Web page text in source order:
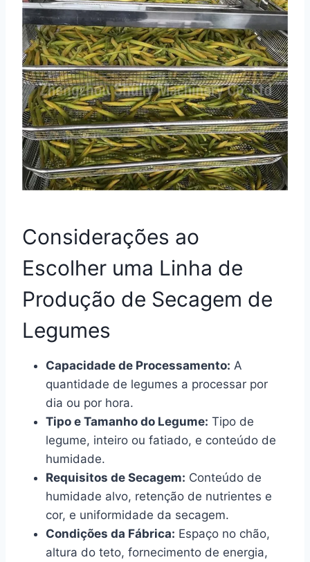
Considerações ao
Escolher uma Linha de
Produção de Secagem de
Legumes
Capacidade de Processamento: A
quantidade de legumes a processar por
dia ou por hora.
Tipo e Tamanho do Legume: Tipo de
legume, inteiro ou fatiado, e conteúdo de
humidade.
Requisitos de Secagem: Conteúdo de
humidade alvo, retenção de nutrientes e
cor, e uniformidade da secagem.
Condições da Fábrica: Espaço no chão,
altura do teto, fornecimento de energia,